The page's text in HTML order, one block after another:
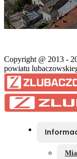
Copyright @ 2013 -
powiatu